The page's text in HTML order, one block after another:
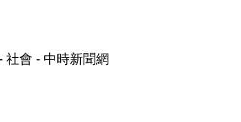
社會 - 中時新聞網